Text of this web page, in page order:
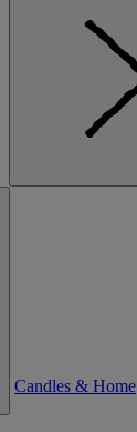
Candles & Home